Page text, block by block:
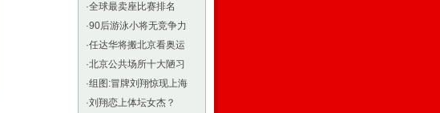
·全球最卖座比赛排名
·90后游泳小将无竞争力
·任达华将搬北京看奥运
·北京公共场所十大陋习
·组图:冒牌刘翔惊现上海
·刘翔恋上体坛女杰？